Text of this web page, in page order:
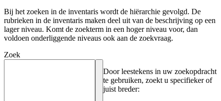
Bij het zoeken in de inventaris wordt de hiërarchie gevolgd. De
rubrieken in de inventaris maken deel uit van de beschrijving op een
lager niveau. Komt de zoekterm in een hoger niveau voor, dan
voldoen onderliggende niveaus ook aan de zoekvraag.
Zoek
Door leestekens in uw zoekopdracht
te gebruiken, zoekt u specifieker of
juist breder: